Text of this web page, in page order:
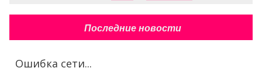
Последние новости
Ошибка сети...